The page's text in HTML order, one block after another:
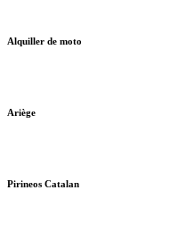
Alquiller de moto
Ariège
Pirineos Catalan